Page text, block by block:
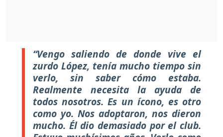
“Vengo saliendo de donde vive el
zurdo López, tenía mucho tiempo sin
verlo, sin saber cómo estaba.
Realmente necesita la ayuda de
todos nosotros. Es un ícono, es otro
como yo. Nos adoptaron, nos dieron
mucho. Él dio demasiado por el club.